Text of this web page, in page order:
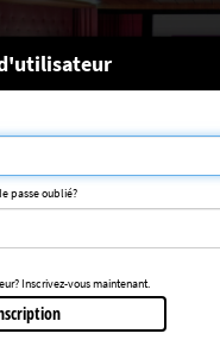
n'a pas été trouvée
passe oublié?
Inscrivez-vous maintenant.